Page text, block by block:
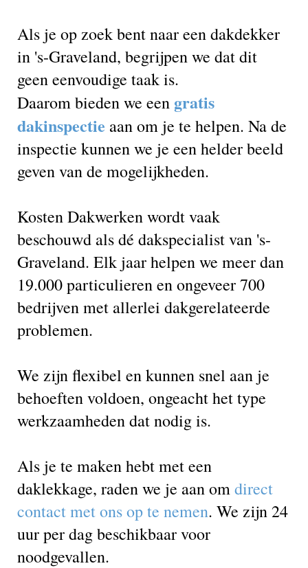
Als je op zoek bent naar een dakdekker
in 's-Graveland, begrijpen we dat dit
geen eenvoudige taak is.
Daarom bieden we een gratis
dakinspectie aan om je te helpen. Na de
inspectie kunnen we je een helder beeld
geven van de mogelijkheden.
Kosten Dakwerken wordt vaak
beschouwd als dé dakspecialist van 's-
Graveland. Elk jaar helpen we meer dan
19.000 particulieren en ongeveer 700
bedrijven met allerlei dakgerelateerde
problemen.
We zijn flexibel en kunnen snel aan je
behoeften voldoen, ongeacht het type
werkzaamheden dat nodig is.
Als je te maken hebt met een
daklekkage, raden we je aan omdirect
contact met ons op te nemen. We zijn 24
uur per dag beschikbaar voor
noodgevallen.